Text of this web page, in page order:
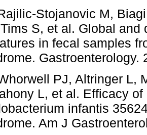
Stojanovic M,
S, et al. Global
in fecal samples
Gastroenterology.
PJ, Altringer L,
L, et al. Efficacy
infantis
Am J